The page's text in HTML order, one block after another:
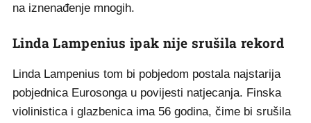
na iznenađenje mnogih.
Linda Lampenius ipak nije srušila rekord
Linda Lampenius tom bi pobjedom postala najstarija
pobjednica Eurosonga u povijesti natjecanja. Finska
violinistica i glazbenica ima 56 godina, čime bi srušila